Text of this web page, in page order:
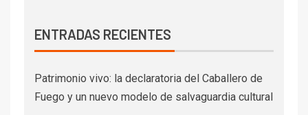
ENTRADAS RECIENTES
Patrimonio vivo: la declaratoria del Caballero de
Fuego y un nuevo modelo de salvaguardia cultural